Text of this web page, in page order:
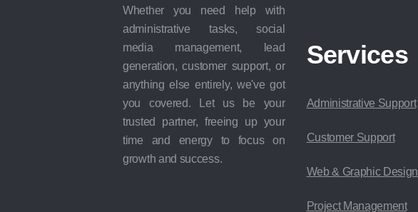
Whether you need help with
administrative tasks, social
media management, lead
generation, customer support, or
anything else entirely, we've got
you covered. Let us be your
trusted partner, freeing up your
time and energy to focus on
growth and success.
Services
Administrative Support
Customer Support
Web & Graphic Design
Project Management